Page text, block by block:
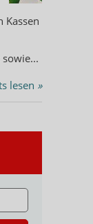
Kassen
lesen »